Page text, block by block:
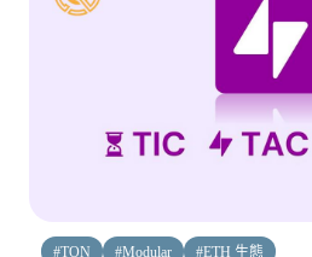
#TON #Modular #ETH 生態